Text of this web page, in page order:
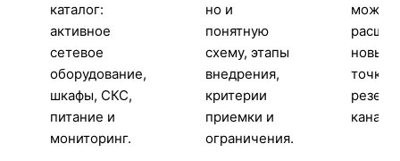
каталог:
активное
сетевое
оборудование,
шкафы, СКС,
питание и
мониторинг.
но и
понятную
схему, этапы
внедрения,
критерии
приемки и
ограничения.
можно
новые
точки